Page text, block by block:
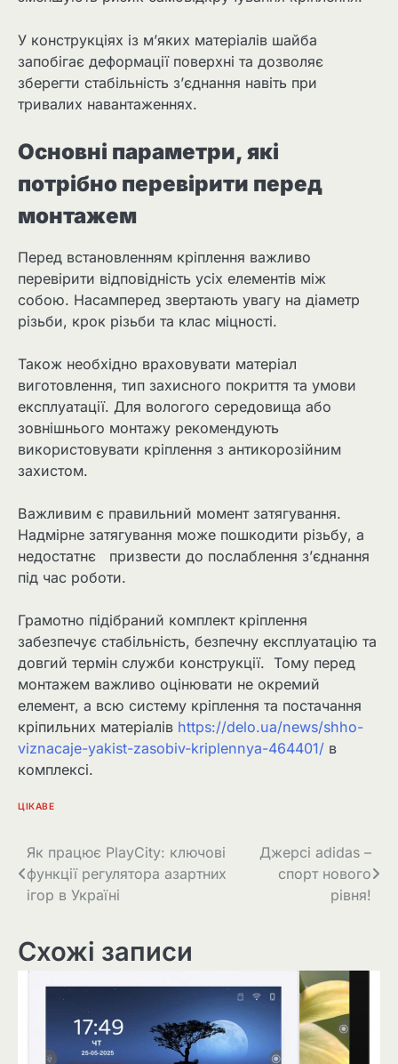
У конструкціях із м’яких матеріалів шайба
запобігає деформації поверхні та дозволяє
зберегти стабільність з’єднання навіть при
тривалих навантаженнях.
Основні параметри, які
потрібно перевірити перед
монтажем
Перед встановленням кріплення важливо
перевірити відповідність усіх елементів між
собою. Насамперед звертають увагу на діаметр
різьби, крок різьби та клас міцності.
Також необхідно враховувати матеріал
виготовлення, тип захисного покриття та умови
експлуатації. Для вологого середовища або
зовнішнього монтажу рекомендують
використовувати кріплення з антикорозійним
захистом.
Важливим є правильний момент затягування.
Надмірне затягування може пошкодити різьбу, а
недостатнє призвести до послаблення з’єднання
під час роботи.
Грамотно підібраний комплект кріплення
забезпечує стабільність, безпечну експлуатацію та
довгий термін служби конструкції. Тому перед
монтажем важливо оцінювати не окремий
елемент, а всю систему кріплення та постачання
кріпильних матеріалів https://delo.ua/news/shho-
viznacaje-yakist-zasobiv-kriplennya-464401/ в
комплексі.
ЦІКАВЕ
Навігація
записів
Як працює PlayCity: ключові
функції регулятора азартних
ігор в Україні
Джерсі adidas –
спорт нового
рівня!
Схожі записи